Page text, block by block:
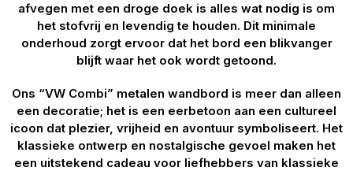
afvegen met een droge doek is alles wat nodig is om
het stofvrij en levendig te houden. Dit minimale
onderhoud zorgt ervoor dat het bord een blikvanger
blijft waar het ook wordt getoond.
Ons “VW Combi” metalen wandbord is meer dan alleen
een decoratie; het is een eerbetoon aan een cultureel
icoon dat plezier, vrijheid en avontuur symboliseert. Het
klassieke ontwerp en nostalgische gevoel maken het
een uitstekend cadeau voor liefhebbers van klassieke